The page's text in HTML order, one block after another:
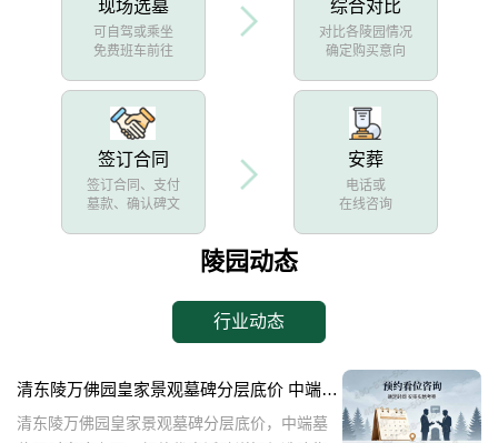
现场选墓
可自驾或乘坐
免费班车前往
综合对比
对比各陵园情况
确定购买意向
签订合同
签订合同、支付
墓款、确认碑文
安葬
电话或
在线咨询
陵园动态
行业动态
清东陵万佛园皇家景观墓碑分层底价 中端墓位限时直降上万：超值优惠活动详解与选购指南
清东陵万佛园皇家景观墓碑分层底价，中端墓